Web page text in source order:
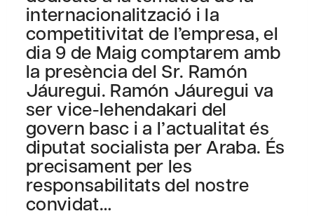
internacionalització i la
competitivitat de l’empresa, el
dia 9 de Maig comptarem amb
la presència del Sr. Ramón
Jáuregui. Ramón Jáuregui va
ser vice-lehendakari del
govern basc i a l’actualitat és
diputat socialista per Araba. És
precisament per les
responsabilitats del nostre
convidat…